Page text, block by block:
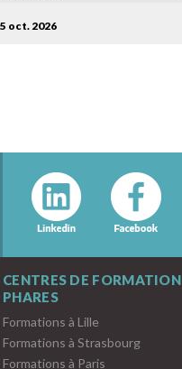
oct. 2026
CENTRES DE FORMATION
PHARES
Formations à Lille
Formations à Strasbourg
Formations à Paris